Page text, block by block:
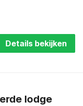
Details bekijken
lodge